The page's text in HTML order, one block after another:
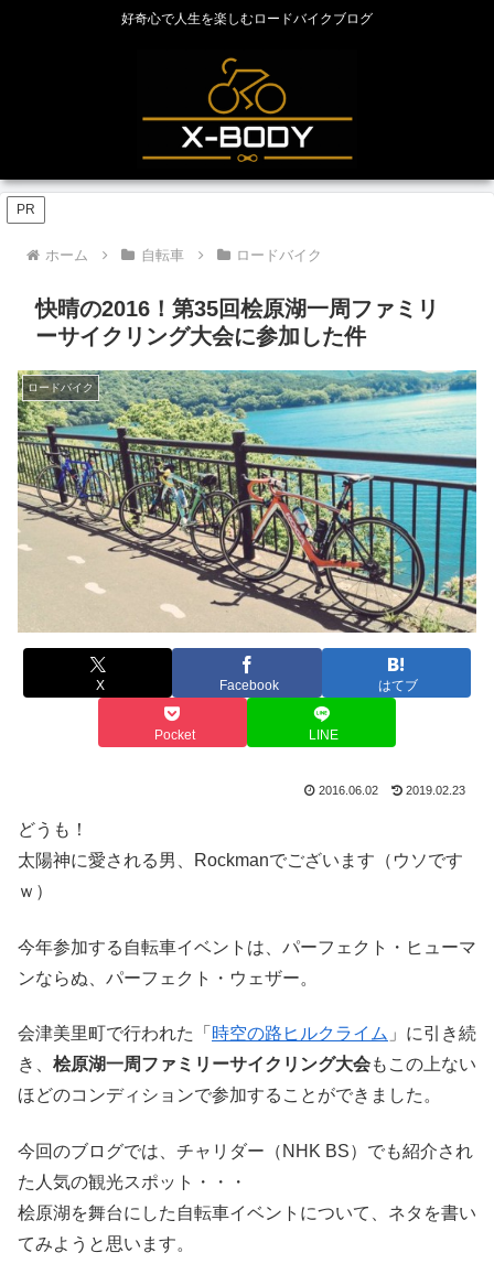
好奇心で人生を楽しむロードバイクブログ
PR
ホーム 自転車 ロードバイク
快晴の2016！第35回桧原湖一周ファミリ
ーサイクリング大会に参加した件
ロードバイク
X Facebook はてブ
Pocket LINE
2016.06.02 2019.02.23
どうも！
太陽神に愛される男、Rockmanでございます（ウソです
ｗ）
今年参加する自転車イベントは、パーフェクト・ヒューマ
ンならぬ、パーフェクト・ウェザー。
会津美里町で行われた「 時空の路ヒルクライム 」に引き続
き、 桧原湖一周ファミリーサイクリング大会もこの上ない
ほどのコンディションで参加することができました。
今回のブログでは、チャリダー（NHK BS）でも紹介され
た人気の観光スポット・・・
桧原湖を舞台にした自転車イベントについて、ネタを書い
てみようと思います。